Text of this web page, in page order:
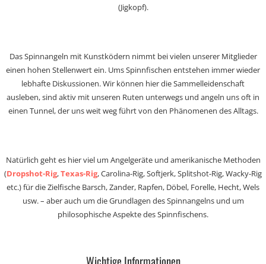
(Jigkopf).
Das Spinnangeln mit Kunstködern nimmt bei vielen unserer Mitglieder
einen hohen Stellenwert ein. Ums Spinnfischen entstehen immer wieder
lebhafte Diskussionen. Wir können hier die Sammelleidenschaft
ausleben, sind aktiv mit unseren Ruten unterwegs und angeln uns oft in
einen Tunnel, der uns weit weg führt von den Phänomenen des Alltags.
Natürlich geht es hier viel um Angelgeräte und amerikanische Methoden
(Dropshot-Rig,Texas-Rig, Carolina-Rig, Softjerk, Splitshot-Rig, Wacky-Rig
etc.) für die Zielfische Barsch, Zander, Rapfen, Döbel, Forelle, Hecht, Wels
usw. – aber auch um die Grundlagen des Spinnangelns und um
philosophische Aspekte des Spinnfischens.